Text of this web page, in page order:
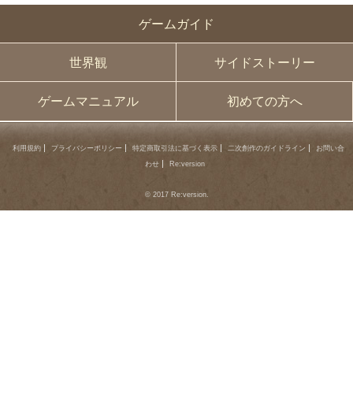
ゲームガイド
世界観 サイドストーリー
ゲームマニュアル 初めての方へ
利用規約 プライバシーポリシー 特定商取引法に基づく表示 二次創作のガイドライン
お問い合
わせ
Re:version
© 2017 Re:version.